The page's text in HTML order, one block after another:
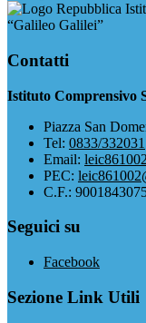
“Galileo Galilei”
Contatti
Istituto Comprensivo
Piazza San
Tel: 0833/332031
Email:
PEC:
C.F.:
Seguici su
Facebook
Sezione Link Utili